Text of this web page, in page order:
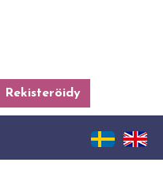
Rekisteröidy